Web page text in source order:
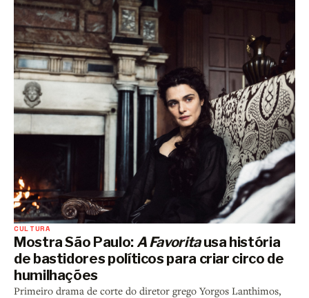
CULTURA
Mostra São Paulo:A Favoritausa história
de bastidores políticos para criar circo de
humilhações
Primeiro drama de corte do diretor grego Yorgos Lanthimos,